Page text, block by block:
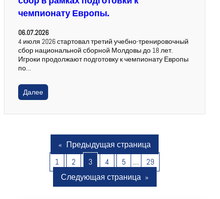
чемпионату Европы.
06.07.2026
4 июля 2026 стартовал третий учебно-тренировочный
сбор национальной сборной Молдовы до 18 лет.
Игроки продолжают подготовку к чемпионату Европы
по…
Далее
« Предыдущая страница
1
2 3 4 5 …
29
Следующая страница »